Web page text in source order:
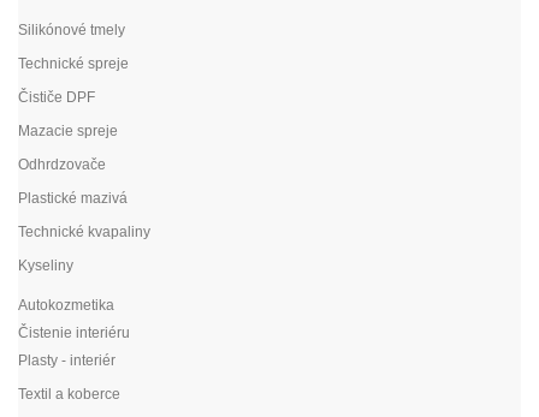
Silikónové tmely
Technické spreje
Čističe DPF
Mazacie spreje
Odhrdzovače
Plastické mazivá
Technické kvapaliny
Kyseliny
Autokozmetika
Čistenie interiéru
Plasty - interiér
Textil a koberce